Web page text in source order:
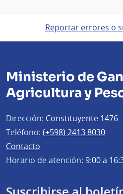
Reportar errores o
Ministerio de
Agricultura y
Dirección: Constituyente 1476
Teléfono: (+598) 2413 8030
Contacto
Horario de atención: 9:00 a